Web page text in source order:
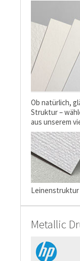
Ob natürlich,
Struktur –
aus unserem
Leinenstruktur
Metallic